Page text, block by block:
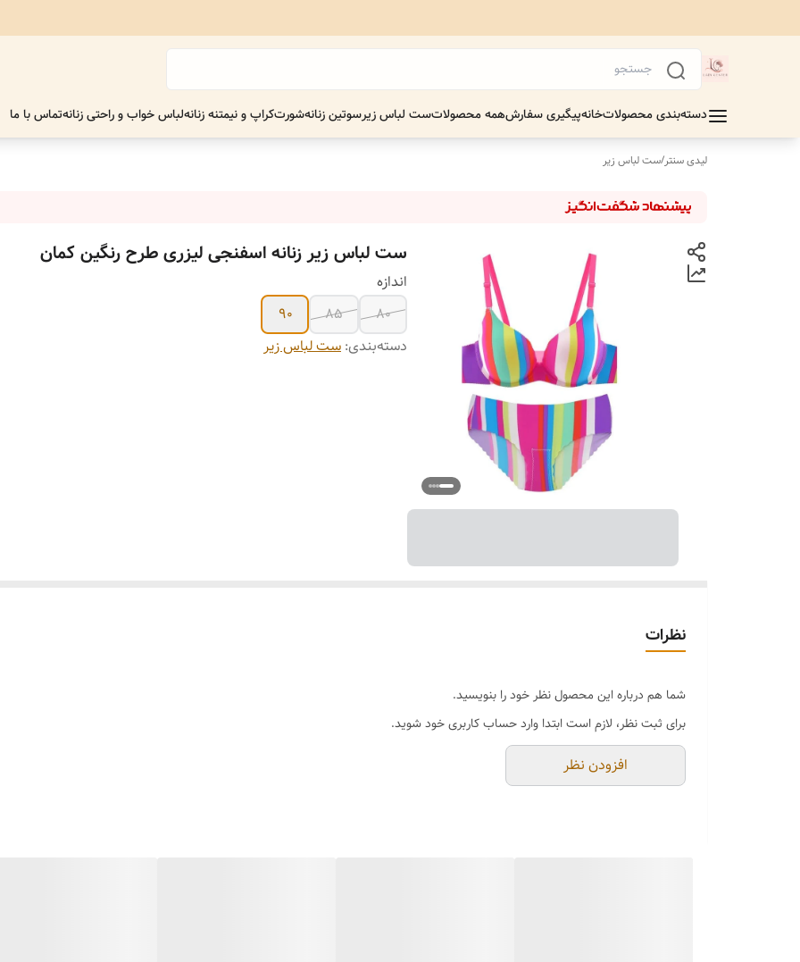
دسته‌بندی محصولاتخانهپیگیری سفارشهمه محصولاتست لباس زیرسوتین زنانهشورتکراپ و نیمتنه زنانهلباس خواب و راحتی زنانهتماس با ما
لیدی سنتر/ست لباس زیر
ست لباس زیر زنانه اسفنجی لیزری طرح رنگین کمان
اندازه
80
85
90
دسته‌بندی: ست لباس زیر
نظرات
شما هم درباره این محصول نظر خود را بنویسید.
برای ثبت نظر، لازم است ابتدا وارد حساب کاربری خود شوید.
افزودن نظر